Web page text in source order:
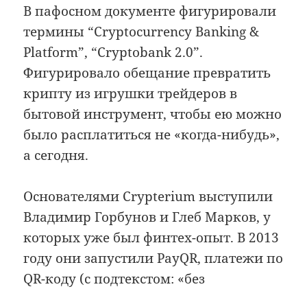
В пафосном документе фигурировали
термины “Cryptocurrency Banking &
Platform”, “Cryptobank 2.0”.
Фигурировало обещание превратить
крипту из игрушки трейдеров в
бытовой инструмент, чтобы ею можно
было расплатиться не «когда-нибудь»,
а сегодня.
Основателями Crypterium выступили
Владимир Горбунов и Глеб Марков, у
которых уже был финтех-опыт. В 2013
году они запустили PayQR, платежи по
QR-коду (с подтекстом: «без